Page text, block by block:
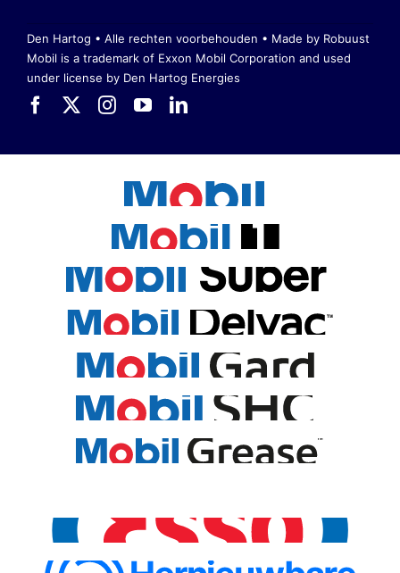
Den Hartog • Alle rechten voorbehouden • Made by Robuust
Mobil is a trademark of Exxon Mobil Corporation and used
under license by Den Hartog Energies